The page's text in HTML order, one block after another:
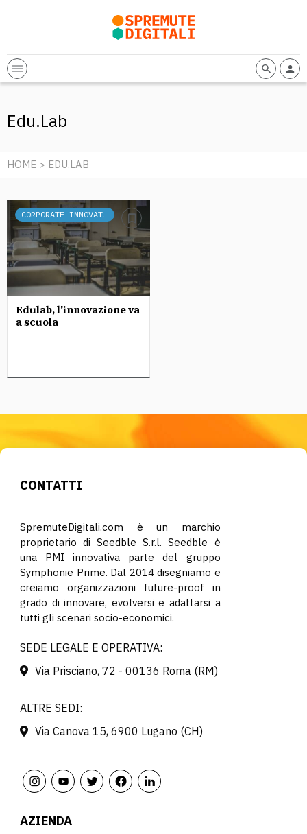
Edu.Lab
HOME > EDU.LAB
CORPORATE INNOVATION
Edulab, l'innovazione va
a scuola
CONTATTI
SpremuteDigitali.com è un marchio
proprietario di Seedble S.r.l. Seedble è
una PMI innovativa parte del gruppo
Symphonie Prime. Dal 2014 disegniamo e
creiamo organizzazioni future-proof in
grado di innovare, evolversi e adattarsi a
tutti gli scenari socio-economici.
SEDE LEGALE E OPERATIVA:
Via Prisciano, 72 - 00136 Roma (RM)
ALTRE SEDI:
Via Canova 15, 6900 Lugano (CH)
AZIENDA